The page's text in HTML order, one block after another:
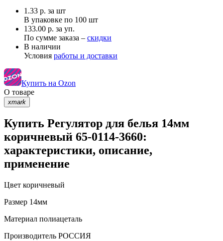
1.33 р. за шт
В упаковке по 100 шт
133.00 р. за уп.
По сумме заказа – скидки
В наличии
Условия работы и доставки
Купить на Ozon
О товаре
xmark
Купить Регулятор для белья 14мм
коричневый 65-0114-3660:
характеристики, описание,
применение
Цвет коричневый
Размер 14мм
Материал полиацеталь
Производитель РОССИЯ